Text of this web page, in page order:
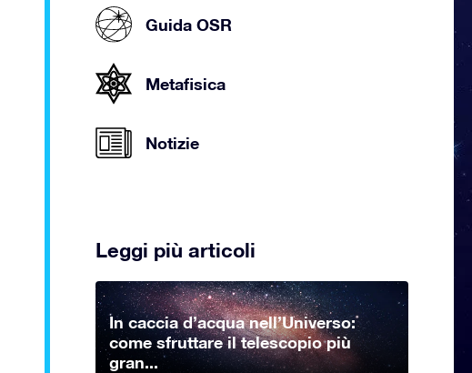
Guida OSR
Metafisica
Notizie
Leggi più articoli
In caccia d’acqua nell’Universo:
come sfruttare il telescopio più
gran...